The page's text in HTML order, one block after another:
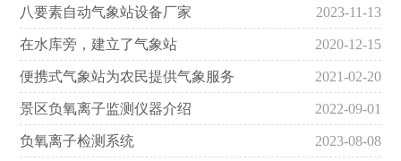
八要素自动气象站设备厂家 2023-11-13
在水库旁，建立了气象站 2020-12-15
便携式气象站为农民提供气象服务 2021-02-20
景区负氧离子监测仪器介绍 2022-09-01
负氧离子检测系统 2023-08-08